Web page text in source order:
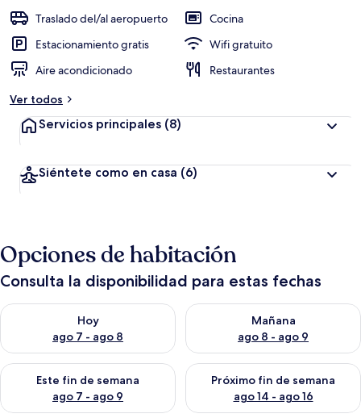
Vista del balcón
Traslado del/al aeropuerto
Cocina
Estacionamiento gratis
Wifi gratuito
Aire acondicionado
Restaurantes
Ver todos
Servicios principales (8)
Siéntete como en casa (6)
Opciones de habitación
Consulta la disponibilidad para estas fechas
Hoy
ago 7 - ago 8
Consulta la disponibilidad para hoy ago 7 - ago 8
Mañana
ago 8 - ago 9
Consulta la disponibilidad
Este fin de semana
ago 7 - ago 9
Consulta la disponibilidad para este fin de semana ago 7 -
Próximo fin de semana
ago 14 - ago 16
Consulta la disponibilidad